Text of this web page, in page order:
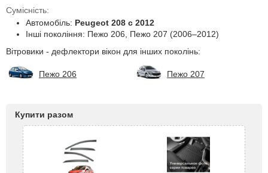
Сумісність:
Автомобіль: Peugeot 208 с 2012
Інші покоління: Пежо 206, Пежо 207 (2006–2012)
Вітровики - дефлектори вікон для інших поколінь:
Пежо 206 Пежо 207
Купити разом